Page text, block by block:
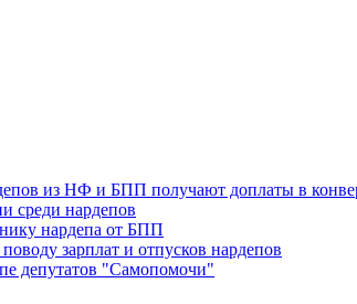
из НФ и БПП получают доплаты в
среди нардепов
нардепа от БПП
зарплат и отпусков нардепов
депутатов "Самопомочи"